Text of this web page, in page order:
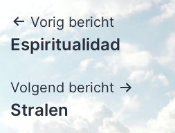
Bericht
navigatie
Vorig bericht
Espiritualidad
Volgend bericht
Stralen